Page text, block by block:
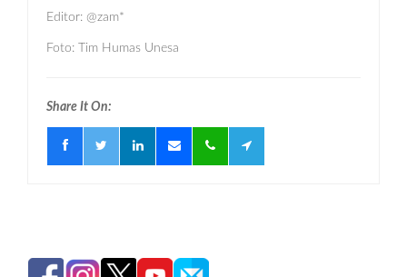
Editor: @zam*
Foto: Tim Humas Unesa
Share It On: